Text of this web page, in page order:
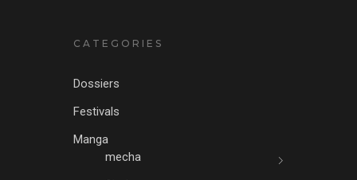
CATEGORIES
Dossiers
Festivals
Manga
mecha